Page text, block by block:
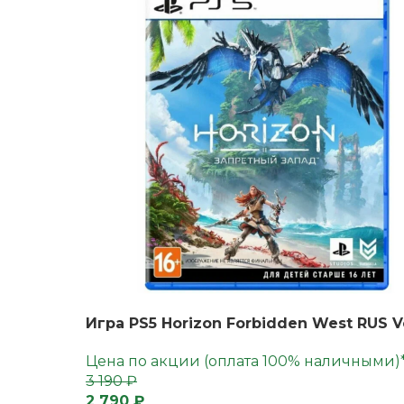
Игра PS5 Horizon Forbidden West RUS
Цена по акции (оплата 100%
2 790 ₽
3 190 ₽